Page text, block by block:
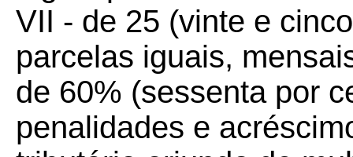
VII - de 25 (vinte e
parcelas iguais,
de 60% (sessenta por
penalidades e